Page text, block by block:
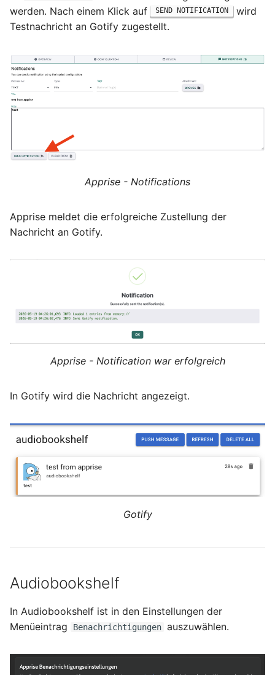
Oktober 2010
werden. Nach einem Klick auf SEND NOTIFICATION wird
Testnachricht an Gotify zugestellt.
Apprise - Notifications
Apprise meldet die erfolgreiche Zustellung der
Nachricht an Gotify.
Apprise - Notification war erfolgreich
In Gotify wird die Nachricht angezeigt.
Gotify
Audiobookshelf
In Audiobookshelf ist in den Einstellungen der
Menüeintrag
Benachrichtigungen auszuwählen.